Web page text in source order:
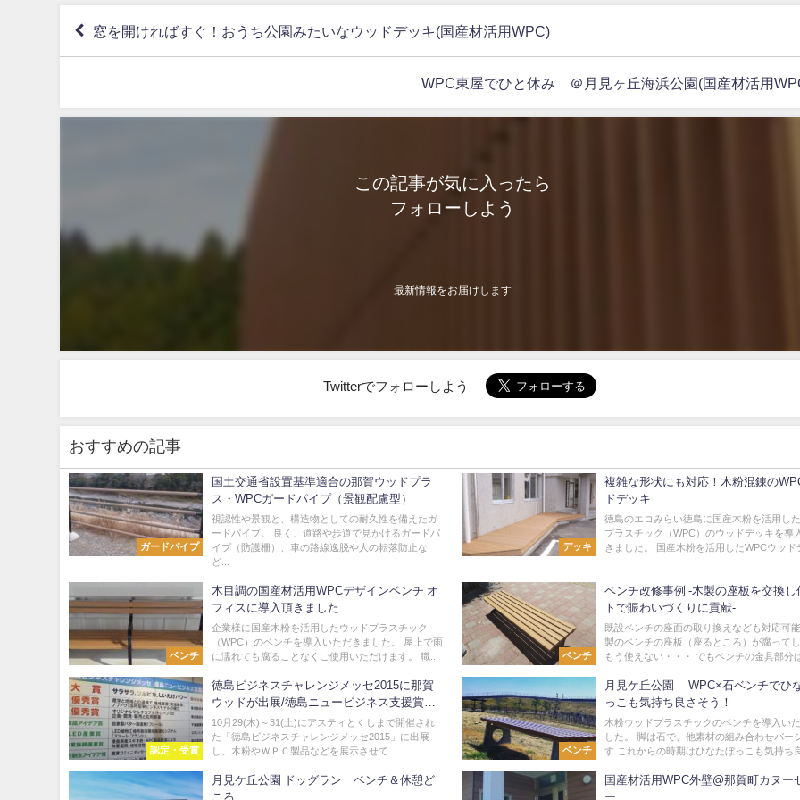
窓を開ければすぐ！おうち公園みたいなウッドデッキ(国産材活用WPC)
WPC東屋でひと休み ＠月見ヶ丘海浜公園(国産材活用
この記事が気に入ったら
フォローしよう
最新情報をお届けします
Twitterでフォローしよう
おすすめの記事
ガードパイプ
国土交通省設置基準適合の那賀ウッドプラ
ス・WPCガードパイプ（景観配慮型）
視認性や景観と、構造物としての耐久性を備えたガ
ードパイプ。 良く、道路や歩道で見かけるガードパ
イプ（防護柵）、車の路線逸脱や人の転落防止な
ど...
デッキ
複雑な形状にも対応！木粉混錬の
ドデッキ
徳島のエコみらい徳島に国産木粉を活用し
プラスチック（WPC）のウッドデッキを導
きました。 国産木粉を活用したWPCウッド
ベンチ
木目調の国産材活用WPCデザインベンチ オ
フィスに導入頂きました
企業様に国産木粉を活用したウッドプラスチック
（WPC）のベンチを導入いただきました。 屋上で雨
に濡れても腐ることなくご使用いただけます。 職...
ベンチ
ベンチ改修事例 -木製の座板を交換し
トで賑わいづくりに貢献-
既設ベンチの座面の取り換えなども対応可
製のベンチの座板（座るところ）が腐って
もう使えない・・・ でもベンチの金具部分
認定・受賞
徳島ビジネスチャレンジメッセ2015に那賀
ウッドが出展/徳島ニュービジネス支援賞受
賞！
10月29(木)～31(土)にアスティとくしまで開催され
た「徳島ビジネスチャレンジメッセ2015」に出展
し、木粉やＷＰＣ製品などを展示させて...
ベンチ
月見ケ丘公園 WPC×石ベンチでひ
っこも気持ち良さそう！
木粉ウッドプラスチックのベンチを導入い
した。 脚は石で、他素材の組み合わせバー
す これからの時期はひなたぼっこも気持ち
月見ケ丘公園 ドッグラン ベンチ＆休憩ど
ころ
国産材活用WPC外壁@那賀町カヌー
ー